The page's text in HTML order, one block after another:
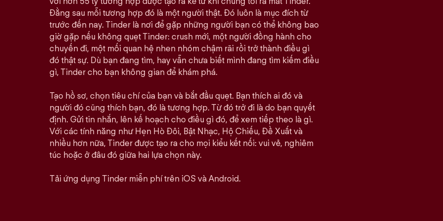
Đằng sau mỗi tương hợp đó là một người thật. Đó luôn là mục đích từ
trước đến nay. Tinder là nơi để gặp những người bạn có thể không bao
giờ gặp nếu không quẹt Tinder: crush mới, một người đồng hành cho
chuyến đi, một mối quan hệ nhen nhóm chậm rãi rồi trở thành điều gì
đó thật sự. Dù bạn đang tìm, hay vẫn chưa biết mình đang tìm kiếm điều
gì, Tinder cho bạn không gian để khám phá.
Tạo hồ sơ, chọn tiêu chí của bạn và bắt đầu quẹt. Bạn thích ai đó và
người đó cũng thích bạn, đó là tương hợp. Từ đó trở đi là do bạn quyết
định. Gửi tin nhắn, lên kế hoạch cho điều gì đó, để xem tiếp theo là gì.
Với các tính năng như Hẹn Hò Đôi, Bật Nhạc, Hộ Chiếu, Đề Xuất và
nhiều hơn nữa, Tinder được tạo ra cho mọi kiểu kết nối: vui vẻ, nghiêm
túc hoặc ở đâu đó giữa hai lựa chọn này.
Tải ứng dụng Tinder miễn phí trên iOS và Android.